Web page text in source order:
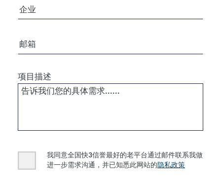
公司/组织
电子邮箱
项目描述
Consent
我同意全国快3信誉最好的老平台通过邮件联系我做
进一步需求沟通，并已知悉此网站的隐私政策